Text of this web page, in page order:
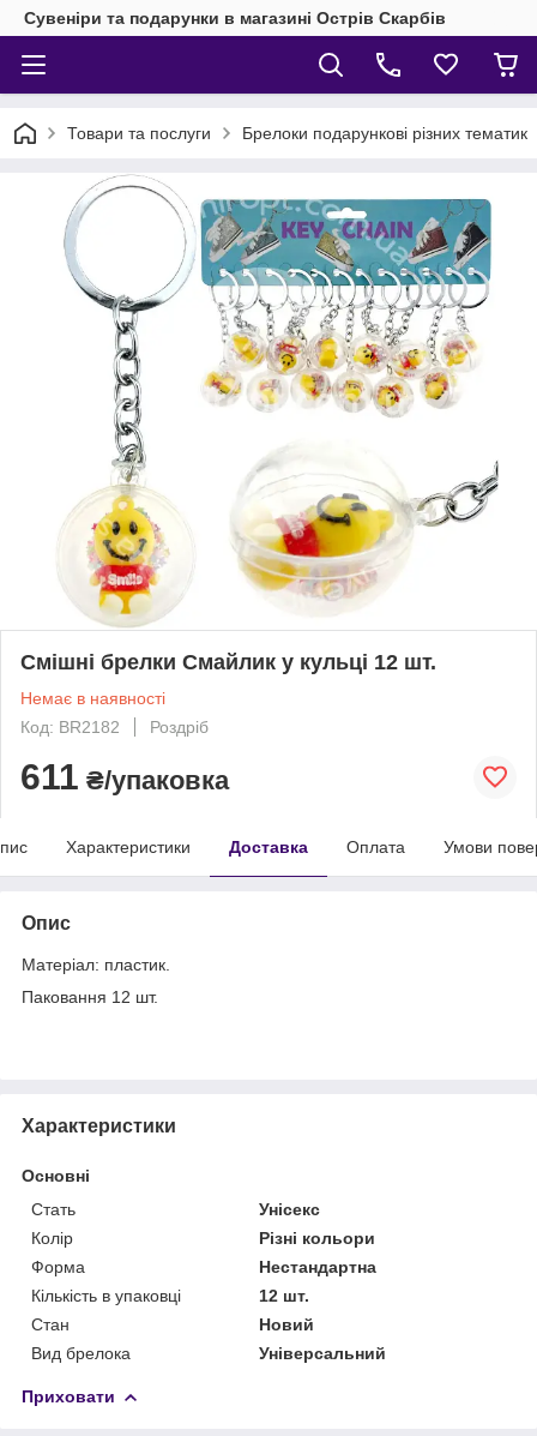
Сувеніри та подарунки в магазині Острів Скарбів
Товари та послуги Брелоки подарункові різних тематик
Смішні брелки Смайлик у кульці 12 шт.
Немає в наявності
Код: BR2182
Роздріб
611 ₴/упаковка
Характеристики Доставка Оплата Умови
Опис
Матеріал: пластик.
Паковання 12 шт.
Характеристики
Основні
Стать
Унісекс
Колір
Різні кольори
Форма
Нестандартна
Кількість в упаковці
12 шт.
Стан
Новий
Вид брелока
Універсальний
Приховати